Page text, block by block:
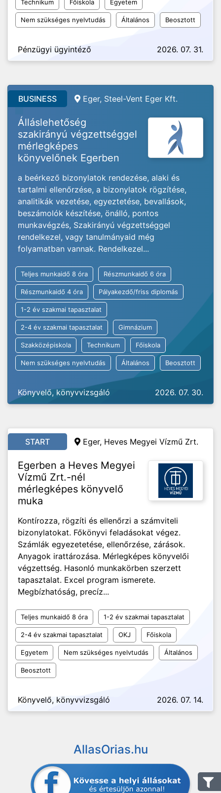
Technikum Főiskola Egyetem
Nem szükséges nyelvtudás Általános Beosztott
Pénzügyi ügyintéző 2026. 07. 31.
BUSINESS Eger, Steel-Vent Eger Kft.
Álláslehetőség
szakirányú végzettséggel
mérlegképes
könyvelőnek Egerben
a beérkező bizonylatok rendezése, alaki és
tartalmi ellenőrzése, a bizonylatok rögzítése,
analitikák vezetése, egyeztetése, bevallások,
beszámolók készítése, önálló, pontos
munkavégzés, Szakirányú végzettséggel
rendelkezel, vagy tanulmányaid még
folyamatban vannak. Rendelkezel...
Teljes munkaidő 8 óra Részmunkaidő 6 óra
Részmunkaidő 4 óra Pályakezdő/friss diplomás
1-2 év szakmai tapasztalat
2-4 év szakmai tapasztalat Gimnázium
Szakközépiskola Technikum Főiskola
Nem szükséges nyelvtudás Általános Beosztott
Könyvelő, könyvvizsgáló 2026. 07. 30.
START Eger, Heves Megyei Vízmű Zrt.
Egerben a Heves Megyei
Vízmű Zrt.-nél
mérlegképes könyvelő
muka
Kontírozza, rögzíti és ellenőrzi a számviteli
bizonylatokat. Főkönyvi feladásokat végez.
Számlák egyezetetése, ellenőrzése, zárások.
Anyagok irattározása. Mérlegképes könyvelői
végzettség. Hasonló munkakörben szerzett
tapasztalat. Excel program ismerete.
Megbízhatóság, precíz...
Teljes munkaidő 8 óra 1-2 év szakmai tapasztalat
2-4 év szakmai tapasztalat OKJ Főiskola
Egyetem Nem szükséges nyelvtudás Általános
Beosztott
Könyvelő, könyvvizsgáló 2026. 07. 14.
AllasOrias.hu